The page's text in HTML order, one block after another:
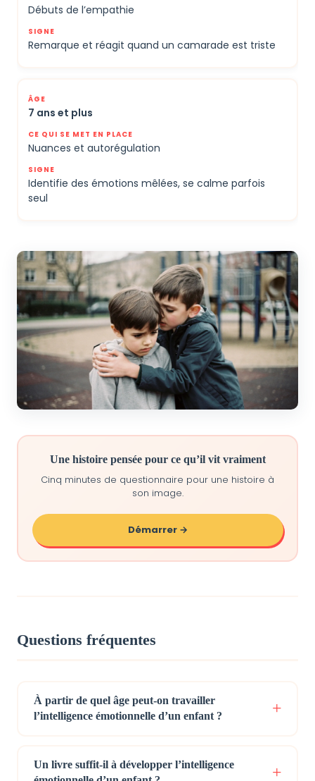
Débuts de l’empathie
Remarque et réagit quand un camarade est triste
7 ans et plus
Nuances et autorégulation
Identifie des émotions mêlées, se calme parfois
seul
Une histoire pensée pour ce qu’il vit vraiment
Cinq minutes de questionnaire pour une histoire à
son image.
Démarrer →
Questions fréquentes
À partir de quel âge peut-on travailler
l’intelligence émotionnelle d’un enfant ?
Un livre suffit-il à développer l’intelligence